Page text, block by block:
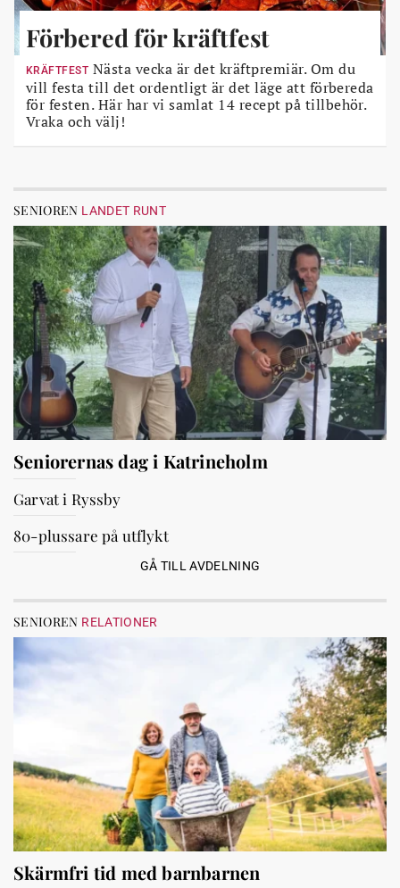
Förbered för kräftfest
KRÄFTFEST Nästa vecka är det kräftpremiär. Om du
vill festa till det ordentligt är det läge att förbereda
för festen. Här har vi samlat 14 recept på tillbehör.
Vraka och välj!
SENIOREN LANDET RUNT
Seniorernas dag i Katrineholm
Garvat i Ryssby
80-plussare på utflykt
GÅ TILL AVDELNING
SENIOREN RELATIONER
Skärmfri tid med barnbarnen